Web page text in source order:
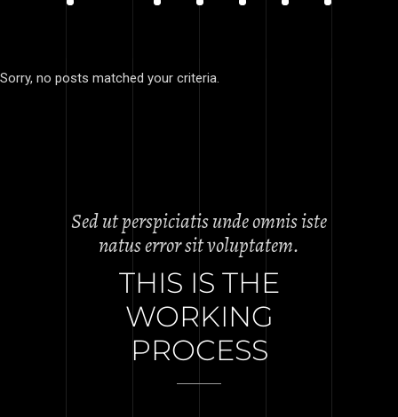
Sorry, no posts matched your criteria.
Sed ut perspiciatis unde omnis iste
natus error sit voluptatem.
THIS IS THE
WORKING
PROCESS